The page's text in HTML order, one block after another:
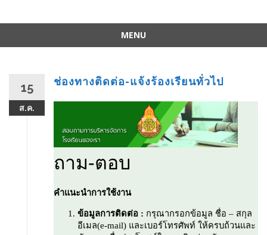
MENU
15
ส.ค.
ช่องทางติดต่อ-แจ้งร้องเรียนทั่วไป